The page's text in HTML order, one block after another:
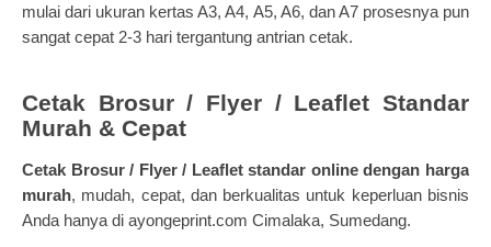
mulai dari ukuran kertas A3, A4, A5, A6, dan A7 prosesnya pun
sangat cepat 2-3 hari tergantung antrian cetak.
Cetak Brosur / Flyer / Leaflet Standar
Murah & Cepat
Cetak Brosur / Flyer / Leaflet standar online dengan harga
murah, mudah, cepat, dan berkualitas untuk keperluan bisnis
Anda hanya di ayongeprint.com Cimalaka, Sumedang.